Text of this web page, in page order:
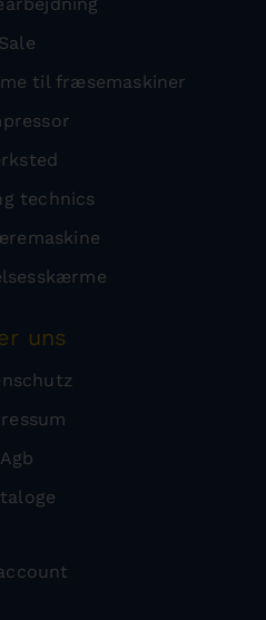
Sale
til fræsemaskiner
technics
uns
Agb